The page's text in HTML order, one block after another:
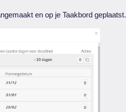
en op je Taakbord geplaatst.